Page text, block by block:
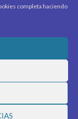
completa haciendo
correo.